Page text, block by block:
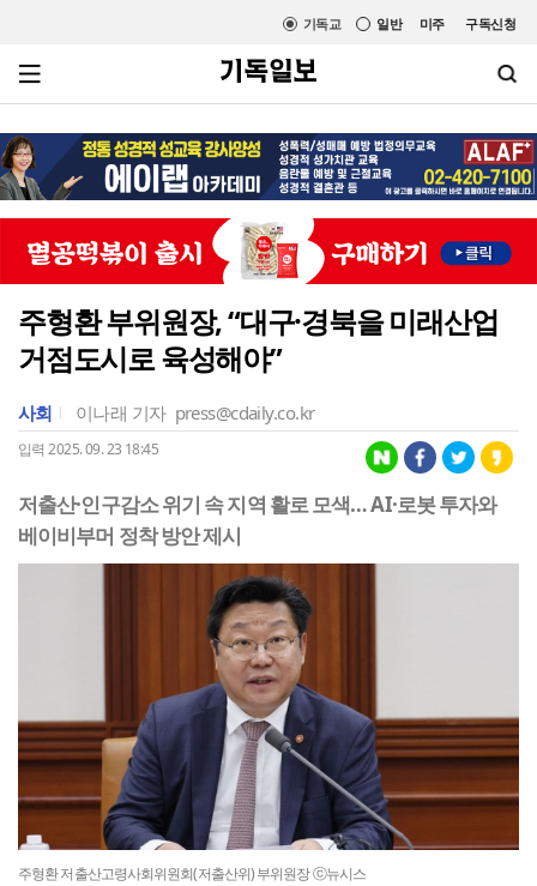
미주 구독신청
일반
기독교
주형환 부위원장, “대구·경북을 미래산업
거점도시로 육성해야”
사회 이나래 기자 press@cdaily.co.kr
입력 2025. 09. 23 18:45
저출산·인구감소 위기 속 지역 활로 모색… AI·로봇 투자와
베이비부머 정착 방안 제시
주형환 저출산고령사회위원회(저출산위) 부위원장 ⓒ뉴시스